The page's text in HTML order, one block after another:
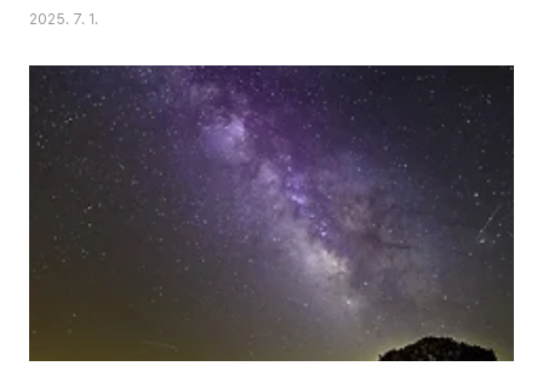
책임과 감정 성장이라는 테마에 더 집중합니다. 특히 30~50대 시청자에게는
올 수 있습니다. 이 작품의 주인공은 프로야구 선수이자 히어로 울트라맨으로
살아가는 켄 사토. 그는 어릴 적부터 아버지에게 외면받았던 상처를 안고 살아
가며, 자신도 누군가의 보호자가 될 준비가 되지 않았다고 느낍니다. 그러나 어
느 날 켄은 적이었던 괴수로부터 태어난 괴수 아기를 맡게 되며 상황은 완전히
뒤바뀝니다. 히어로이..
2025. 7. 1.